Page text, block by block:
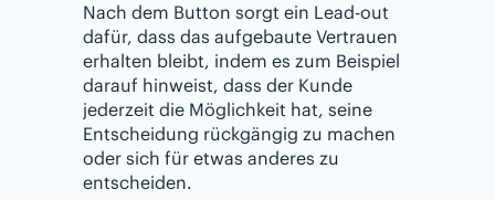
Nach dem Button sorgt ein Lead-out
dafür, dass das aufgebaute Vertrauen
erhalten bleibt, indem es zum Beispiel
darauf hinweist, dass der Kunde
jederzeit die Möglichkeit hat, seine
Entscheidung rückgängig zu machen
oder sich für etwas anderes zu
entscheiden.